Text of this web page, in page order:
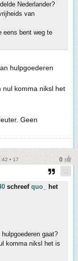
Nederlander?
van
eens bent weg te
hulpgoederen
nul komma niksl het
Geen
• 17
schreef quo_
het
gaat?
komma niksl het is